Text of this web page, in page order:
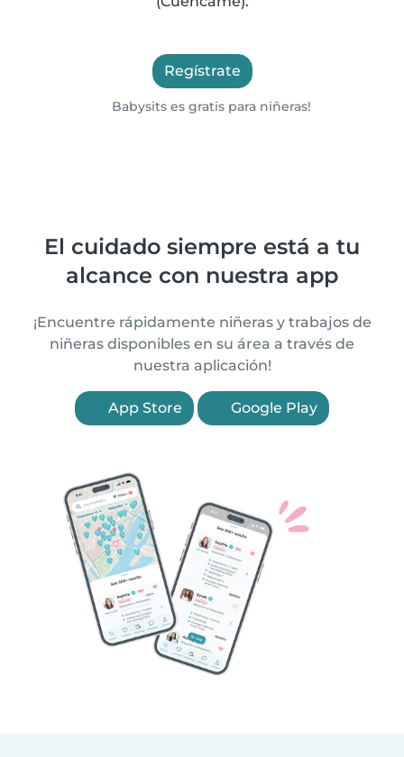
Regístrate
Babysits es gratis para niñeras!
El cuidado siempre está a tu
alcance con nuestra app
¡Encuentre rápidamente niñeras y trabajos de
niñeras disponibles en su área a través de
nuestra aplicación!
App Store Google Play